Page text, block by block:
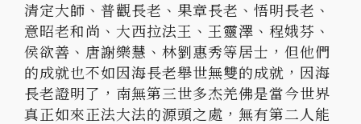
清定大師、普觀長老、果章長老、悟明長老、
意昭老和尚、大西拉法王、王靈澤、程娥芬、
侯欲善、唐謝樂慧、林劉惠秀等居士，但他們
的成就也不如因海長老舉世無雙的成就，因海
長老證明了，南無第三世多杰羌佛是當今世界
真正如來正法大法的源頭之處，無有第二人能